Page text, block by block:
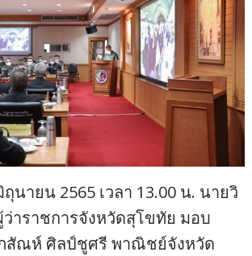
นายน 2565 เวลา 13.00 น. นายวิ
าราชการจังหวัดสุโขทัย มอบ
สัณห์ ศิลป์ชูศรี พาณิชย์จังหวัด